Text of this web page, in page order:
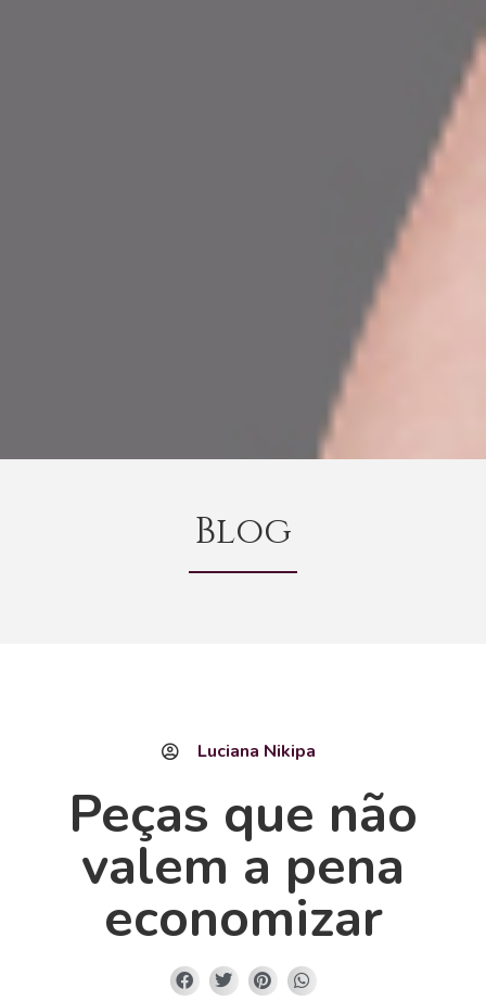
Blog
Luciana Nikipa
Peças que não
valem a pena
economizar